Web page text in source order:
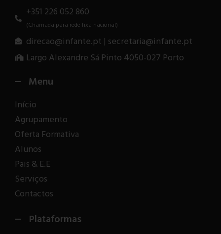
+351 226 052 860
(Chamada para rede fixa nacional)
direcao@infante.pt | secretaria@infante.pt
Largo Alexandre Sá Pinto 4050-027 Porto
Menu
Início
Agrupamento
Oferta Formativa
Alunos
Pais & E.E
Serviços
Contactos
Plataformas